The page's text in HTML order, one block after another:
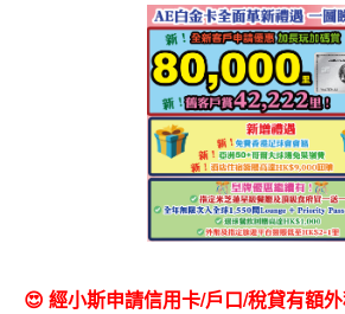
😍 經小斯申請信用卡/戶口/稅貸有額